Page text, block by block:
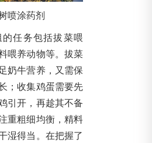
喷涂药剂
任务包括拔菜喂
喂养动物等。拔菜
奶牛营养，又需保
；收集鸡蛋需要先
引开，再趁其不备
重粗细均衡，精料
湿得当。在把握了